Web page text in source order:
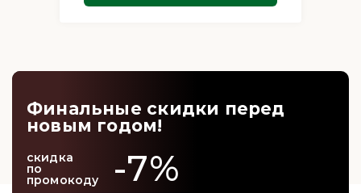
подарок.
Фото елки.
Финальные скидки перед
новым годом!
скидка -7%
по
промокоду